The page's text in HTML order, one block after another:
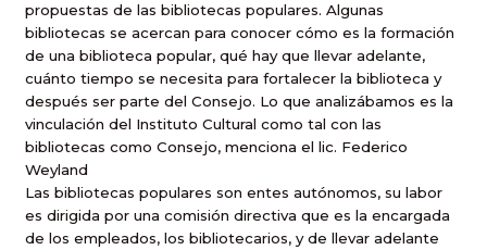
propuestas de las bibliotecas populares. Algunas
bibliotecas se acercan para conocer cómo es la formación
de una biblioteca popular, qué hay que llevar adelante,
cuánto tiempo se necesita para fortalecer la biblioteca y
después ser parte del Consejo. Lo que analizábamos es la
vinculación del Instituto Cultural como tal con las
bibliotecas como Consejo, menciona el lic. Federico
Weyland
Las bibliotecas populares son entes autónomos, su labor
es dirigida por una comisión directiva que es la encargada
de los empleados, los bibliotecarios, y de llevar adelante